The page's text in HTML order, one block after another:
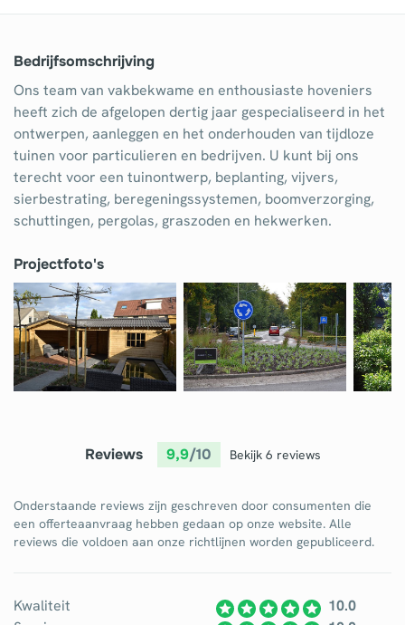
Ventilatie
Warmtepomp
Wellness
Zonnepanelen
Overige projecten
Ben je een vakspecialist?
Log in
Bedrijfsomschrijving
Ons team van vakbekwame en enthousiaste hoveniers
heeft zich de afgelopen dertig jaar gespecialiseerd in het
ontwerpen, aanleggen en het onderhouden van tijdloze
tuinen voor particulieren en bedrijven. U kunt bij ons
terecht voor een tuinontwerp, beplanting, vijvers,
sierbestrating, beregeningssystemen, boomverzorging,
schuttingen, pergolas, graszoden en hekwerken.
Projectfoto's
Reviews 9,9/10 Bekijk 6 reviews
Onderstaande reviews zijn geschreven door consumenten die
een offerteaanvraag hebben gedaan op onze website. Alle
reviews die voldoen aan onze richtlijnen worden gepubliceerd.
Kwaliteit
10.0